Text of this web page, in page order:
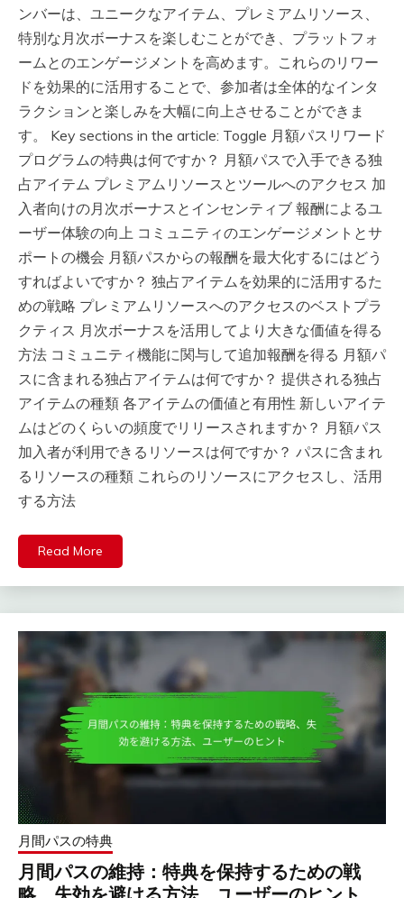
ンバーは、ユニークなアイテム、プレミアムリソース、
特別な月次ボーナスを楽しむことができ、プラットフォ
ームとのエンゲージメントを高めます。これらのリワー
ドを効果的に活用することで、参加者は全体的なインタ
ラクションと楽しみを大幅に向上させることができま
す。 Key sections in the article: Toggle 月額パスリワード
プログラムの特典は何ですか？ 月額パスで入手できる独
占アイテム プレミアムリソースとツールへのアクセス 加
入者向けの月次ボーナスとインセンティブ 報酬によるユ
ーザー体験の向上 コミュニティのエンゲージメントとサ
ポートの機会 月額パスからの報酬を最大化するにはどう
すればよいですか？ 独占アイテムを効果的に活用するた
めの戦略 プレミアムリソースへのアクセスのベストプラ
クティス 月次ボーナスを活用してより大きな価値を得る
方法 コミュニティ機能に関与して追加報酬を得る 月額パ
スに含まれる独占アイテムは何ですか？ 提供される独占
アイテムの種類 各アイテムの価値と有用性 新しいアイテ
ムはどのくらいの頻度でリリースされますか？ 月額パス
加入者が利用できるリソースは何ですか？ パスに含まれ
るリソースの種類 これらのリソースにアクセスし、活用
する方法
Read More
月間パスの特典
月間パスの維持：特典を保持するための戦